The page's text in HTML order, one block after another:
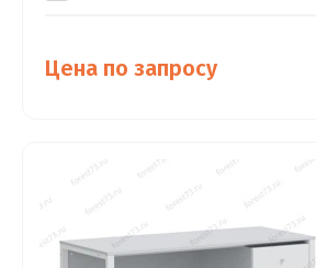
Цена по запросу